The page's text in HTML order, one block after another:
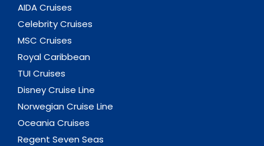
AIDA Cruises
Celebrity Cruises
MSC Cruises
Royal Caribbean
TUI Cruises
Disney Cruise Line
Norwegian Cruise Line
Oceania Cruises
Regent Seven Seas